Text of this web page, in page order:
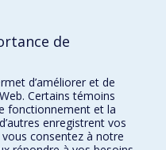
physique
de
d’améliorer et de
Certains témoins
fonctionnement et la
enregistrent vos
consentez à notre